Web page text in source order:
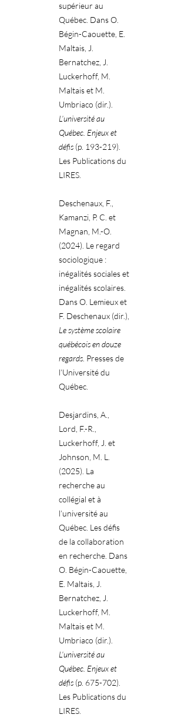
supérieur au
Québec. Dans O.
Bégin-Caouette, E.
Maltais, J.
Bernatchez, J.
Luckerhoff, M.
Maltais et M.
Umbriaco (dir.).
L’université au
Québec. Enjeux et
défis (p. 193-219).
Les Publications du
LIRES.
Deschenaux, F.,
Kamanzi, P. C. et
Magnan, M.-O.
(2024). Le regard
sociologique :
inégalités sociales et
inégalités scolaires.
Dans O. Lemieux et
F. Deschenaux (dir.),
Le système scolaire
québécois en douze
regards . Presses de
l’Université du
Québec.
Desjardins, A.,
Lord, F.-R.,
Luckerhoff, J. et
Johnson, M. L.
(2025). La
recherche au
collégial et à
l’université au
Québec. Les défis
de la collaboration
en recherche. Dans
O. Bégin-Caouette,
E. Maltais, J.
Bernatchez, J.
Luckerhoff, M.
Maltais et M.
Umbriaco (dir.).
L’université au
Québec. Enjeux et
défis (p. 675-702).
Les Publications du
LIRES.